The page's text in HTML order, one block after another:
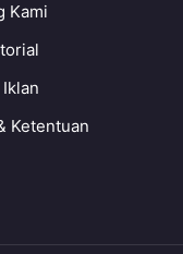
Kami
Ketentuan